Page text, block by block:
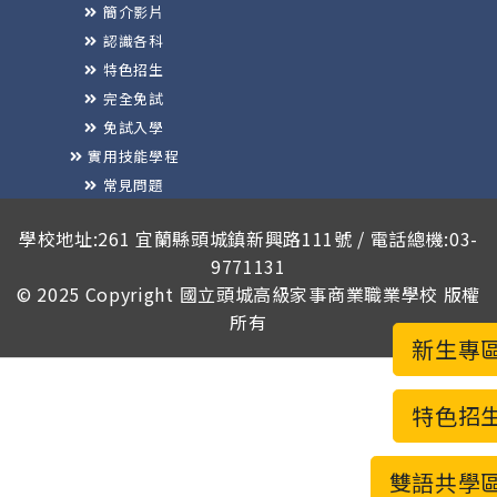
雙語共學
特色招
新生專
簡介影片
認識各科
特色招生
完全免試
免試入學
實用技能學程
常見問題
學校地址:261 宜蘭縣頭城鎮新興路111號 / 電話總機:03-
9771131
© 2025 Copyright 國立頭城高級家事商業職業學校 版權
所有